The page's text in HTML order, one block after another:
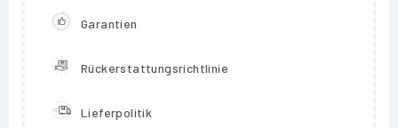
Garantien
Rückerstattungsrichtlinie
Lieferpolitik